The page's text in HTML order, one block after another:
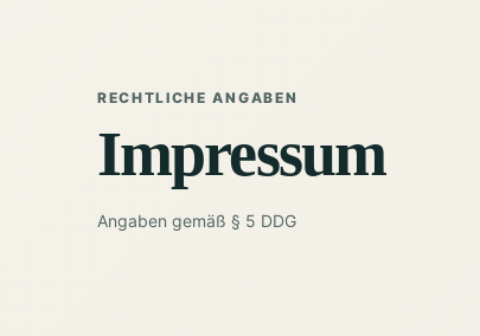
RECHTLICHE ANGABEN
Impressum
Angaben gemäß § 5 DDG